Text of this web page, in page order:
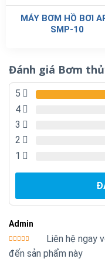
MÁY BƠM HỒ BƠI
SMP-10
Đánh giá Bơm
5
4
3
2
1
Admin
Được xếp
hạng 55
Liên hệ ngay
đến sản phẩm này